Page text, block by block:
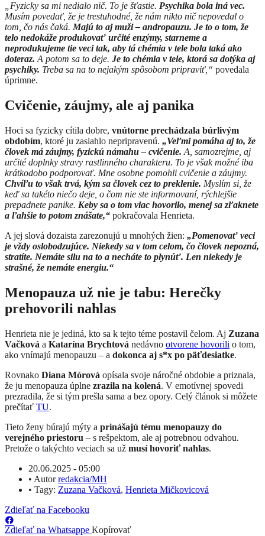
„Fyzicky sa mi nedialo nič. To je šťastie. Psychika bola iná vec.
Musím povedať, že je trestuhodné, že nám nikto nič nepovedal o
tom, čo nás čaká. Majú to aj muži – andropauzu. Je to o tom, že
telo nedokáže produkovať určité enzýmy, starneme a
neprodukujeme tie veci tak, aby tá chémia v tele bola taká ako
doteraz. A potom sa to deje. Je to chémia v tele, ktorá sa dotýka aj
psychiky. Treba sa na to nejakým spôsobom pripraviť,“ povedala
úprimne.
Cvičenie, záujmy, ale aj panika
Hoci sa fyzicky cítila dobre, vnútorne prechádzala búrlivým
obdobím, ktoré ju zasiahlo nepripravenú. „Veľmi pomáha aj to, že
človek má záujmy, fyzickú námahu – cvičenie. A, samozrejme, aj
určité doplnky stravy rastlinného charakteru. To je však možné iba
krátkodobo podporovať. Mne osobne pomohli cvičenie a záujmy.
Chvíľu to však trvá, kým sa človek cez to preklenie. Myslím si, že
keď sa takéto niečo deje, o čom nie ste informovaní, rýchlejšie
prepadnete panike. Keby sa o tom viac hovorilo, menej sa zľaknete
a ľahšie to potom znášate,“ pokračovala Henrieta.
A jej slová dozaista zarezonujú u mnohých žien: „Pomenovať veci
je vždy oslobodzujúce. Niekedy sa v tom celom, čo človek nepozná,
stratíte. Nemáte silu na to a necháte to plynúť. Len niekedy je
strašné, že nemáte energiu.“
Menopauza už nie je tabu: Herečky
prehovorili nahlas
Henrieta nie je jediná, kto sa k tejto téme postavil čelom. Aj Zuzana
Vačková a Katarína Brychtová nedávno otvorene hovorili o tom,
ako vnímajú menopauzu – a dokonca aj s*x po päťdesiatke.
Rovnako Diana Mórová opísala svoje náročné obdobie a priznala,
že ju menopauza úplne zrazila na kolená. V emotívnej spovedi
prezradila, že si tým prešla sama a bez opory. Celý článok si môžete
prečítať TU.
Tieto ženy búrajú mýty a prinášajú tému menopauzy do
verejného priestoru – s rešpektom, ale aj potrebnou odvahou.
Pretože o takýchto veciach sa už musí hovoriť nahlas.
20.06.2025 - 05:00
• Autorredakcia/MH
• Tagy: Zuzana Vačková, Henrieta Mičkovicová
Zdieľať na Facebooku
Zdieľať na Whatsappe Kopírovať